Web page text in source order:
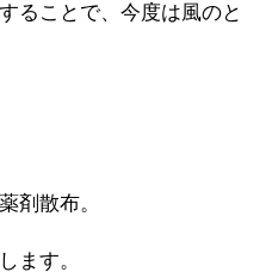
ることで、今度は風のと
剤散布。
ます。